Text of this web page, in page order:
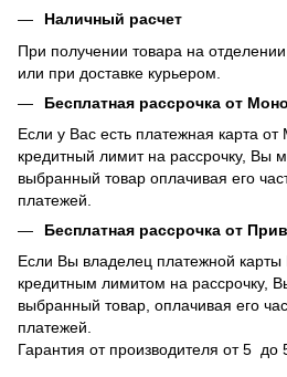
Наличный расчет
При получении товара на
или при доставке курьером.
Бесплатная рассрочка от
Если у Вас есть платежная карта
кредитный лимит на рассрочку, Вы
выбранный товар оплачивая его
платежей.
Бесплатная рассрочка от
Если Вы владелец платежной
кредитным лимитом на рассрочку,
выбранный товар, оплачивая его
платежей.
Гарантия от производителя от 5 до